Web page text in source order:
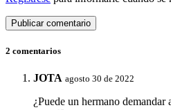
2 comentarios
JOTA agosto 30 de 2022
¿Puede un hermano demandar